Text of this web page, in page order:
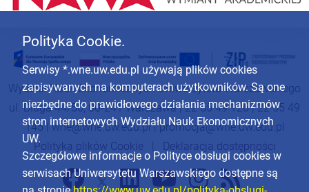
Wydział Nauk Ekonomicznych Uniwersytetu Warszawskiego
ul. Długa 44/50, 00-241 Warszawa | 22 55 49 126 | 22 55 49
145 |wne@wne.uw.edu.pl|promocja@wne.uw.edu.pl
Polityka plików Cookie| Deklaracja dostępności
Polityka Cookie.
Serwisy *.wne.uw.edu.pl używają plików cookies
zapisywanych na komputerach użytkowników. Są one
niezbędne do prawidłowego działania mechanizmów
stron internetowych Wydziału Nauk Ekonomicznych
UW.
Szczegółowe informacje o Polityce obsługi cookies w
serwisach Uniwersytetu Warszawskiego dostępne są